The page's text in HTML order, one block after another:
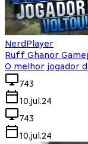
NerdPlayer
Ruff Ghanor
O melhor jogador
743
10.jul.24
743
10.jul.24